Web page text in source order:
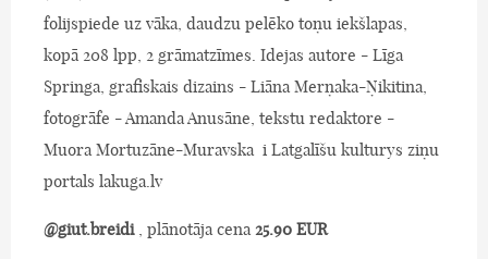
folijspiede uz vāka, daudzu pelēko toņu iekšlapas,
kopā 208 lpp, 2 grāmatzīmes. Idejas autore - Līga
Springa, grafiskais dizains - Liāna Merņaka-Ņikitina,
fotogrāfe - Amanda Anusāne, tekstu redaktore -
Muora Mortuzāne-Muravska i Latgalīšu kulturys ziņu
portals lakuga.lv
@giut.breidi, plānotāja cena 25.90 EUR